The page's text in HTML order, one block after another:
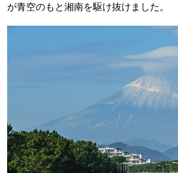
が青空のもと湘南を駆け抜けました。